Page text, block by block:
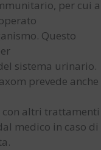
per cui a
Questo
sistema urinario.
prevede anche
con altri trattamenti
medico in caso di